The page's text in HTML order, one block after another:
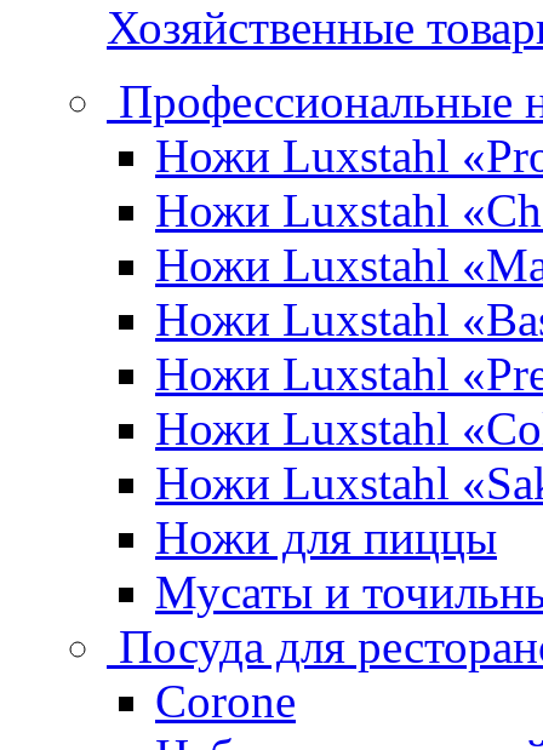
Хозяйственные
Профессиональные
Ножи Luxstahl
Ножи Luxstahl
Ножи Luxstahl
Ножи Luxstahl
Ножи Luxstahl
Ножи Luxstahl
Ножи Luxstahl
Ножи для пиццы
Мусаты и
Посуда для
Corone